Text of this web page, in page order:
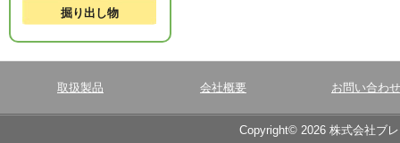
掘り出し物
取扱製品 会社概要 お問い合わせ
Copyright© 2026 株式会社ブ